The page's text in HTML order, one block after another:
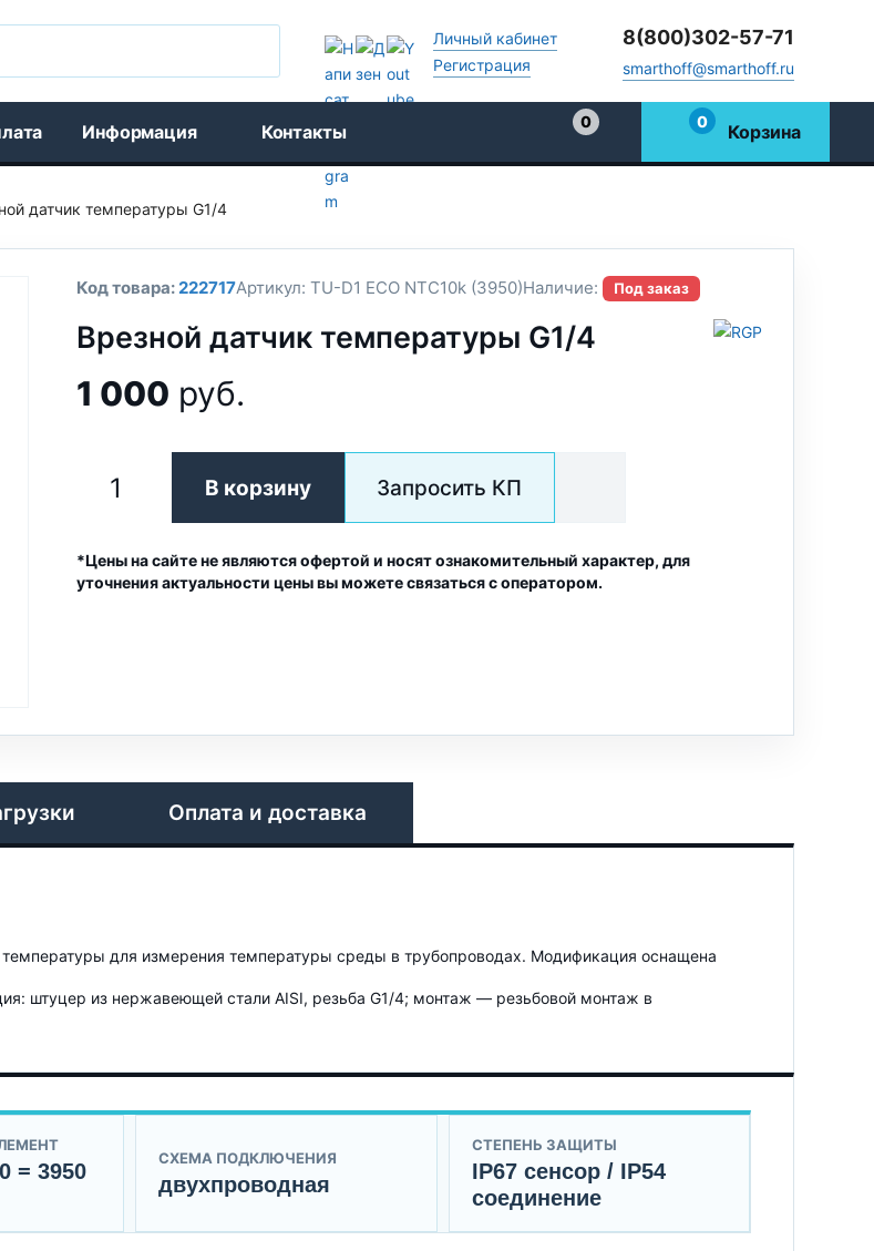
Личный кабинет
Регистрация
8(800)302-57-71
smarthoff@smarthoff.ru
Информация Контакты
0
0 Корзина
датчик температуры G1/4
Код товара:222717Артикул: TU-D1 ECO NTC10k (3950)Наличие: Под заказ
Врезной датчик температуры G1/4
1 000 руб.
В корзину Запросить КП
*Цены на сайте не являются офертой и носят ознакомительный характер, для
уточнения актуальности цены вы можете связаться с оператором.
Оплата и доставка
для измерения температуры среды в трубопроводах. Модификация оснащена
штуцер из нержавеющей стали AISI, резьба G1/4; монтаж — резьбовой монтаж в
= 3950
СХЕМА ПОДКЛЮЧЕНИЯ
двухпроводная
СТЕПЕНЬ ЗАЩИТЫ
IP67 сенсор / IP54
соединение